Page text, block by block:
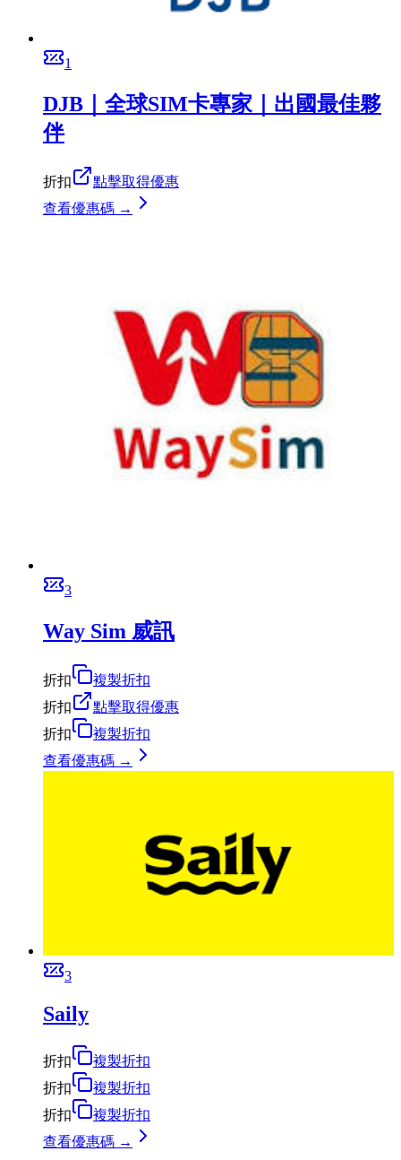
1
DJB｜全球SIM卡專家｜出國最佳夥
伴
折扣
點擊取得優惠
查看優惠碼 →
3
Way Sim 威訊
折扣
複製折扣
折扣
點擊取得優惠
折扣
複製折扣
查看優惠碼 →
3
Saily
折扣
複製折扣
折扣
複製折扣
折扣
複製折扣
查看優惠碼 →